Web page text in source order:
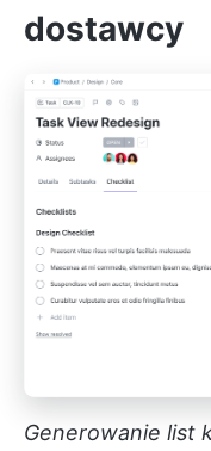
dostawcy
Generowanie list